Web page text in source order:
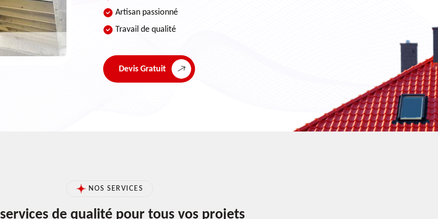
Artisan passionné
Travail de qualité
Devis Gratuit
NOS SERVICES
de qualité pour tous vos projets